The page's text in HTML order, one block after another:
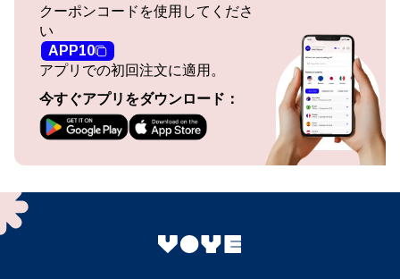
クーポンコードを使用してくださ
い
APP10
アプリでの初回注文に適用。
今すぐアプリをダウンロード：